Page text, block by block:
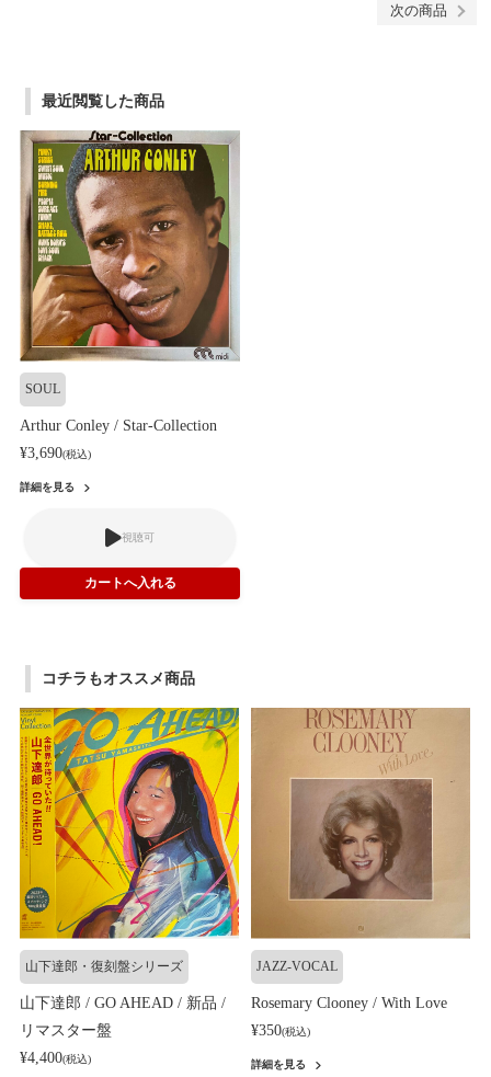
次の商品
最近閲覧した商品
SOUL
Arthur Conley / Star-Collection
¥3,690(税込)
詳細を見る
視聴可
コチラもオススメ商品
山下達郎・復刻盤シリーズ
山下達郎 / GO AHEAD / 新品 /
リマスター盤
¥4,400(税込)
JAZZ-VOCAL
Rosemary Clooney / With Love
¥350(税込)
詳細を見る